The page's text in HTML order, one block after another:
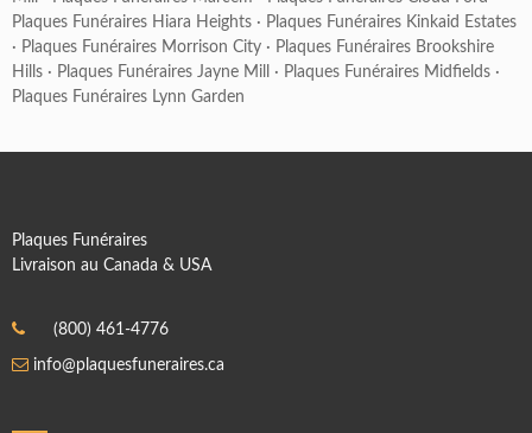
Plaques Funéraires Hiara Heights · Plaques Funéraires Kinkaid Estates
· Plaques Funéraires Morrison City · Plaques Funéraires Brookshire
Hills · Plaques Funéraires Jayne Mill · Plaques Funéraires Midfields ·
Plaques Funéraires Lynn Garden
Plaques Funéraires
Livraison au Canada & USA
(800) 461-4776
info@plaquesfuneraires.ca